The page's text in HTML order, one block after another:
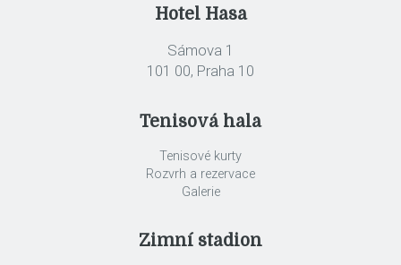
Hotel Hasa
Sámova 1
101 00, Praha 10
Tenisová hala
Tenisové kurty
Rozvrh a rezervace
Galerie
Zimní stadion